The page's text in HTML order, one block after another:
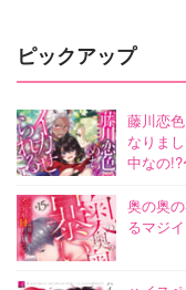
ピックアップ
藤川恋
なりま
中なの
奥の奥
るマジ